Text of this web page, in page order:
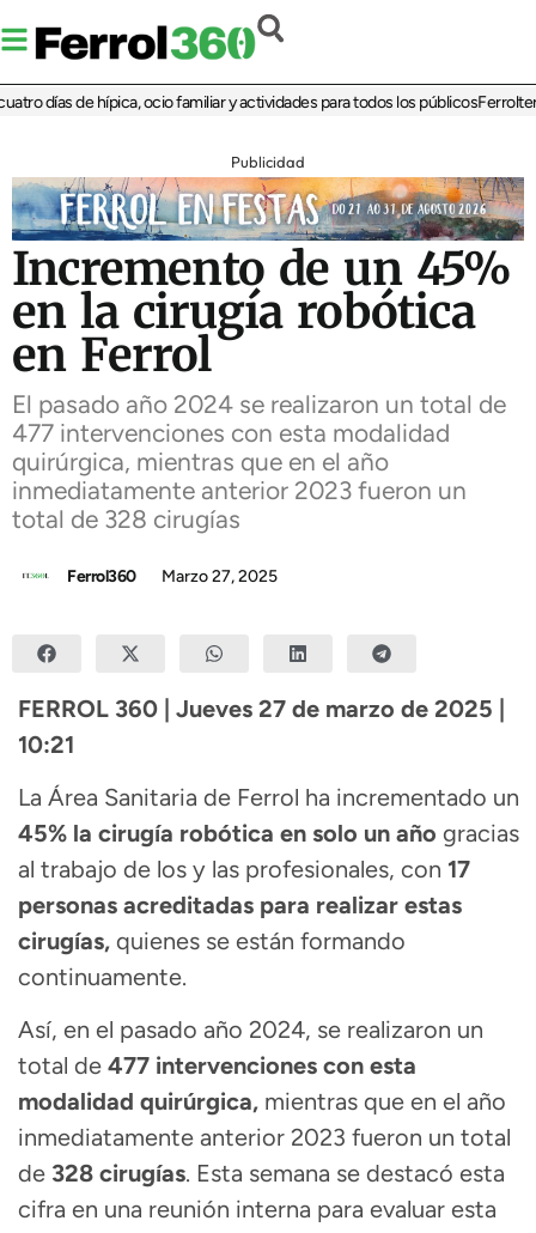
días de hípica, ocio familiar y actividades para todos los públicosFerrolterra
Publicidad
Incremento de un 45%
en la cirugía robótica
en Ferrol
El pasado año 2024 se realizaron un total de
477 intervenciones con esta modalidad
quirúrgica, mientras que en el año
inmediatamente anterior 2023 fueron un
total de 328 cirugías
Ferrol360 Marzo 27, 2025
FERROL 360 | Jueves 27 de marzo de 2025 |
10:21
La Área Sanitaria de Ferrol ha incrementado un
45% la cirugía robótica en solo un año gracias
al trabajo de los y las profesionales, con 17
personas acreditadas para realizar estas
cirugías, quienes se están formando
continuamente.
Así, en el pasado año 2024, se realizaron un
total de 477 intervenciones con esta
modalidad quirúrgica, mientras que en el año
inmediatamente anterior 2023 fueron un total
de 328 cirugías. Esta semana se destacó esta
cifra en una reunión interna para evaluar esta